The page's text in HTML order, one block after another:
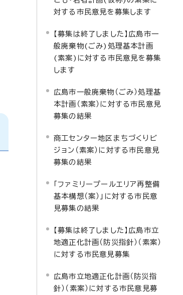
対する市民意見を募集します
【募集は終了しました】広島市一
般廃棄物(ごみ)処理基本計画
(素案)に対する市民意見を募集
します
広島市一般廃棄物（ごみ）処理基
本計画（素案）に対する市民意見
募集の結果
商工センター地区まちづくりビ
ジョン（素案）に対する市民意見
募集の結果
「ファミリープールエリア再整備
基本構想（案）」に対する市民意
見募集の結果
【募集は終了しました】広島市立
地適正化計画（防災指針）（素案）
に対する市民意見募集
広島市立地適正化計画（防災指
針）（素案）に対する市民意見募